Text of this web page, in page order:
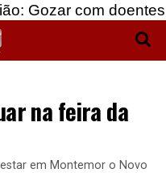
doentes e bajular
na feira da
em Montemor o Novo